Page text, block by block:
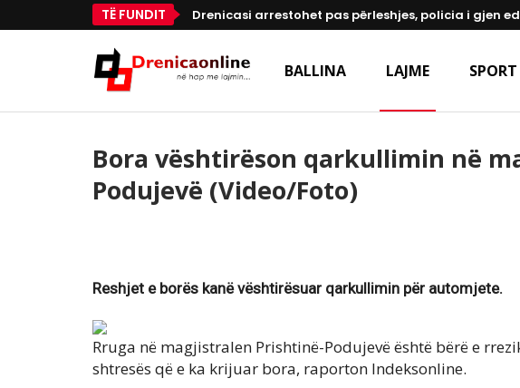
TË FUNDIT Drenicasi arrestohet pas përleshjes, policia i gjen
BALLINA LAJME SPORT
​Bora vështirëson qarkullimin në
Podujevë (Video/Foto)
Reshjet e borës kanë vështirësuar qarkullimin për automjete.
Rruga në magjistralen Prishtinë-Podujevë është bërë e
shtresës që e ka krijuar bora, raporton Indeksonline.